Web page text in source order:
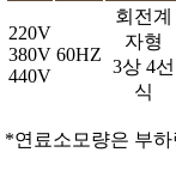
220V
380V
440V
60HZ
회전계
자형
3상 4선
식
*연료소모량은 부